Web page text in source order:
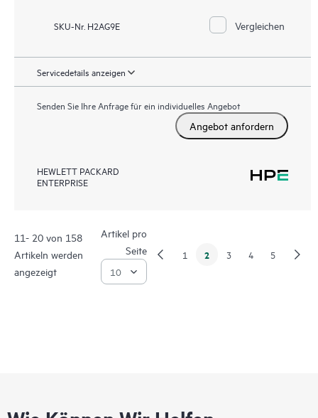
SKU-Nr. H2AG9E Vergleichen
Servicedetails anzeigen
Senden Sie Ihre Anfrage für ein individuelles Angebot
Angebot anfordern
HEWLETT PACKARD
ENTERPRISE
11- 20 von 158
Artikeln werden
angezeigt
Artikel pro
Seite
1 2 3 4 5